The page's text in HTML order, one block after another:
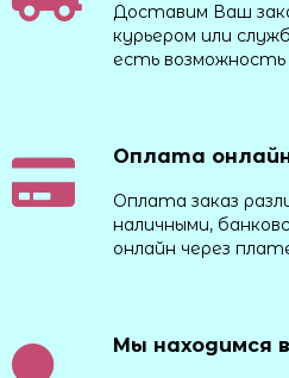
Доставим Ваш
курьером или
есть возможность
Оплата
Оплата заказ
наличными,
онлайн через
Мы находимся